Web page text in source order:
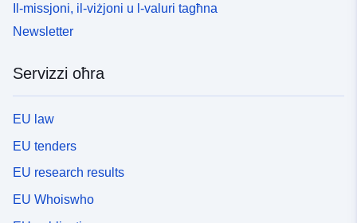
Il-missjoni, il-viżjoni u l-valuri tagħna
Newsletter
Servizzi oħra
EU law
EU tenders
EU research results
EU Whoiswho